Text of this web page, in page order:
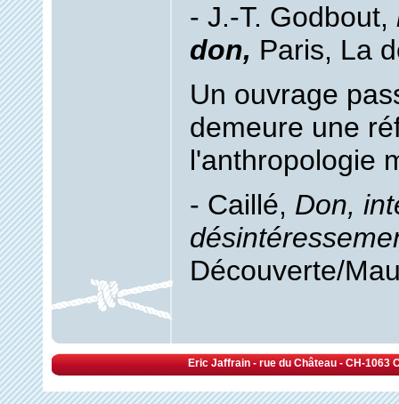
- J.‑T. Godbout,
don, Paris, La
Un ouvrage
demeure une
l'anthropologie
- Caillé, Don,
Découverte/
Eric Jaffrain - rue du Château - CH-1063